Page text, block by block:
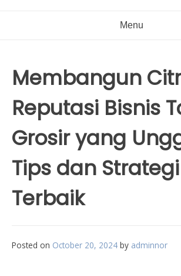
Menu
Membangun
Reputasi Bisnis
Grosir yang
Tips dan Strategi
Terbaik
Posted on October 20, 2024 by adminnor